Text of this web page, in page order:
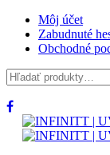
Môj účet
Zabudnuté
Obchodné
Hľadať: